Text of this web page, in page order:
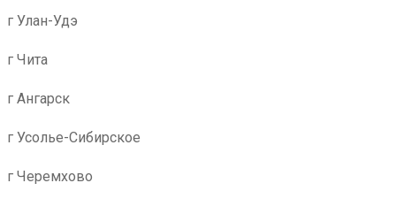
г Улан-Удэ
г Чита
г Ангарск
г Усолье-Сибирское
г Черемхово